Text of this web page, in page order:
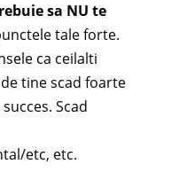
sa NU te
tale forte.
ca ceilalti
tine scad foarte
Scad
etc, etc.